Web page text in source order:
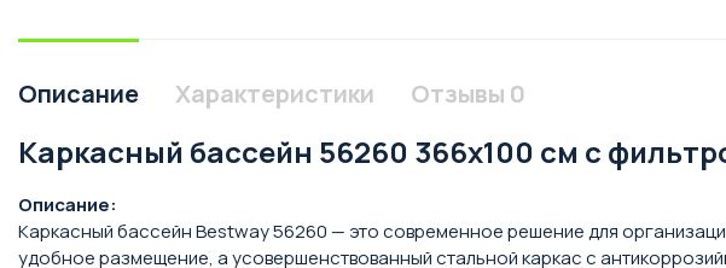
Описание Характеристики Отзывы 0
Каркасный бассейн 56260 366x100 см с
Описание:
Каркасный бассейн Bestway 56260 — это современное решение для
удобное размещение, а усовершенствованный стальной каркас с